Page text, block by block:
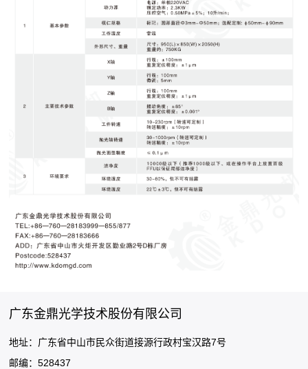
广东金鼎光学技术股份有限公司
地址：广东省中山市民众街道接源行政村宝汉路7号
邮编：528437